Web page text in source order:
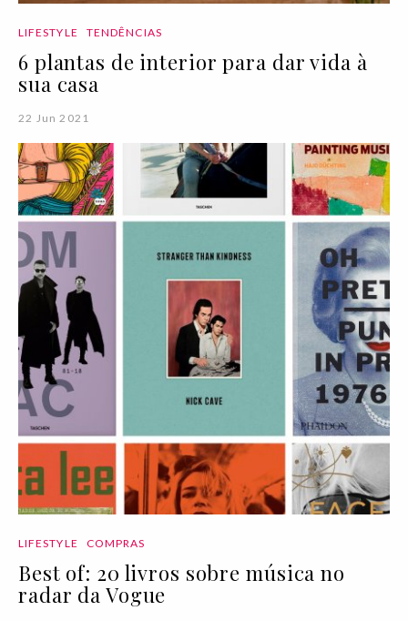
LIFESTYLE TENDÊNCIAS
6 plantas de interior para dar vida à
sua casa
22 Jun 2021
LIFESTYLE COMPRAS
Best of: 20 livros sobre música no
radar da Vogue